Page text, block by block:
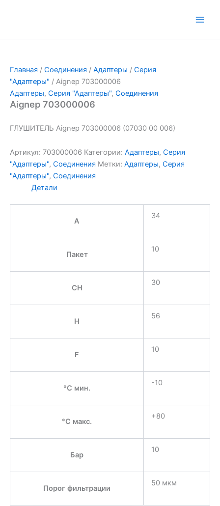
Главная / Соединения / Адаптеры / Серия
"Адаптеры" / Aignep 703000006
Адаптеры, Серия "Адаптеры", Соединения
Aignep 703000006
ГЛУШИТЕЛЬ Aignep 703000006 (07030 00 006)
Артикул: 703000006 Категории: Адаптеры, Серия
"Адаптеры", Соединения Метки: Адаптеры, Серия
"Адаптеры", Соединения
Детали
A
34
Пакет
10
CH
30
H
56
F
10
°C мин.
-10
°C макс.
+80
Бар
10
Порог фильтрации
50 мкм